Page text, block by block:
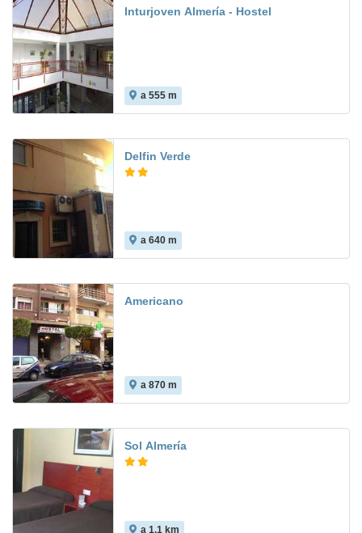
Inturjoven Almería - Hostel
a 555 m
Delfin Verde
a 640 m
Americano
a 870 m
Sol Almería
a 1.1 km